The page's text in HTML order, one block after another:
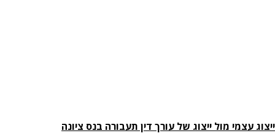
ייצוג עצמי מול ייצוג של עורך דין תעבורה בנס ציונה